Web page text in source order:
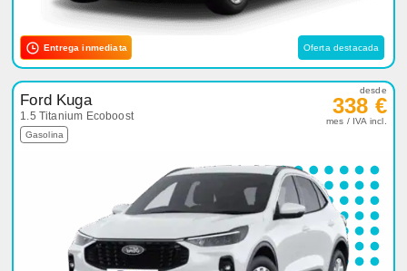
Entrega inmediata Oferta destacada
Ford Kuga
1.5 Titanium Ecoboost
Gasolina
desde
338 €
mes / IVA incl.